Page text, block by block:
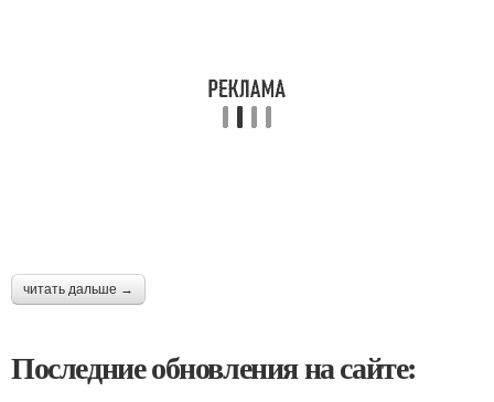
читать дальше →
Последние обновления на сайте: